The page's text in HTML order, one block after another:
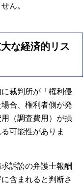
ん。
な経済的リス
裁判所が「権利侵
合、権利者側が発
（調査費用）が損
可能性がありま
訴訟の弁護士報酬
含まれると判断さ